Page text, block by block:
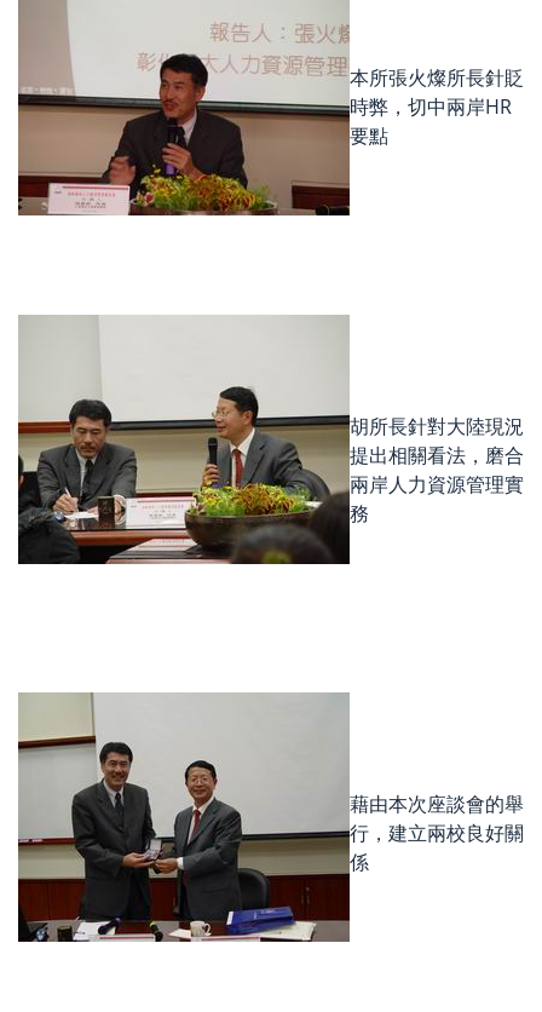
本所張火燦所長針貶
時弊，切中兩岸HR
要點
胡所長針對大陸現況
提出相關看法，磨合
兩岸人力資源管理實
務
藉由本次座談會的舉
行，建立兩校良好關
係